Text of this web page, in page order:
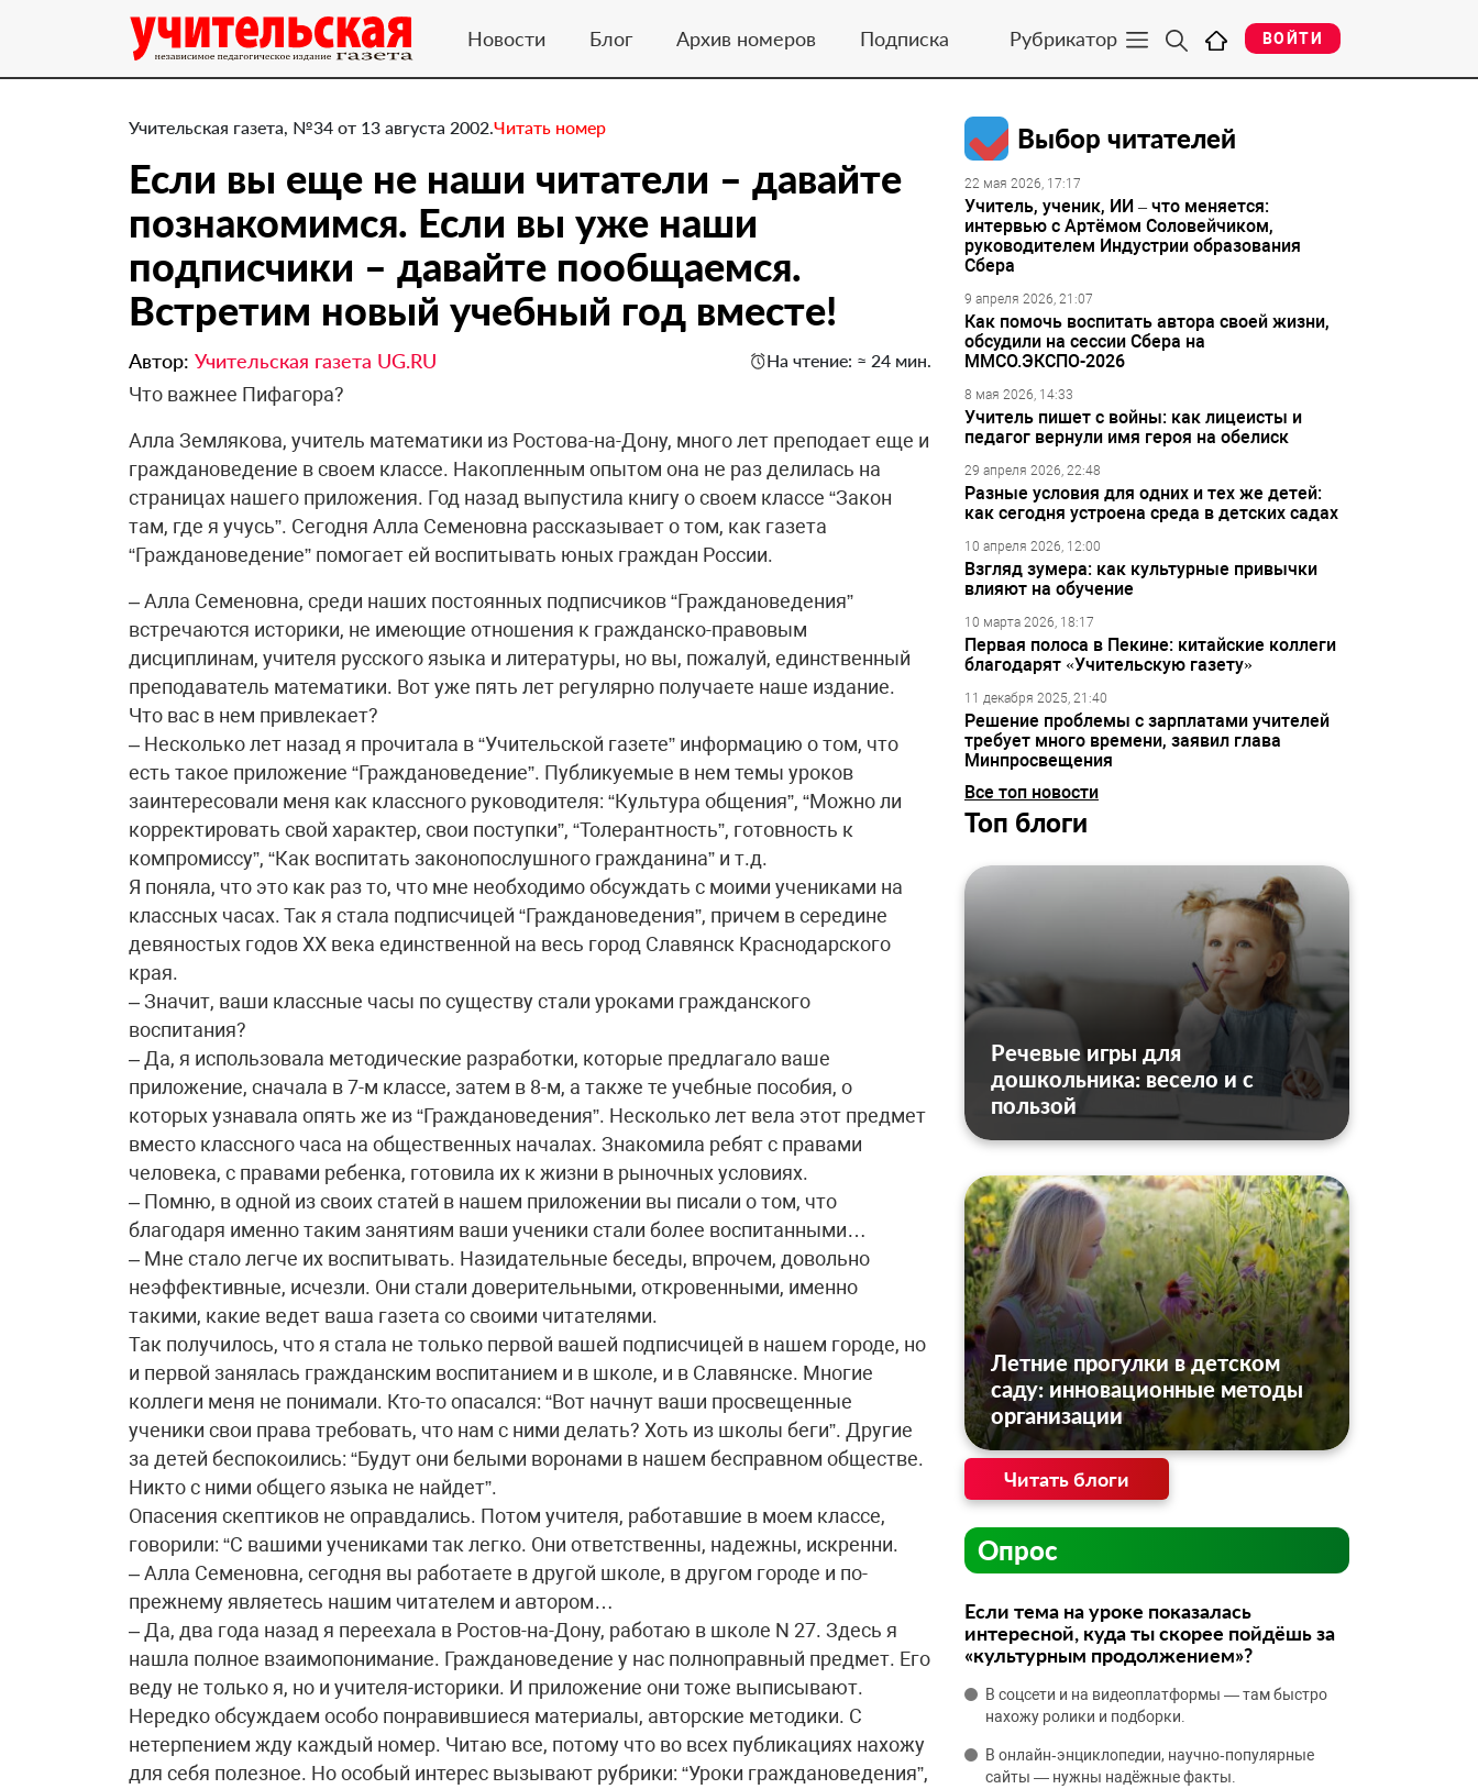
Новости Блог Архив номеров Подписка Рубрикатор ВОЙТИ
Учительская газета, №34 от 13 августа 2002.Читать номер
Если вы еще не наши читатели – давайте
познакомимся. Если вы уже наши
подписчики – давайте пообщаемся.
Встретим новый учебный год вместе!
Автор: Учительская газета UG.RU На чтение: ≈ 24 мин.
Что важнее Пифагора?
Алла Землякова, учитель математики из Ростова-на-Дону, много лет преподает еще и
граждановедение в своем классе. Накопленным опытом она не раз делилась на
страницах нашего приложения. Год назад выпустила книгу о своем классе “Закон
там, где я учусь”. Сегодня Алла Семеновна рассказывает о том, как газета
“Граждановедение” помогает ей воспитывать юных граждан России.
– Алла Семеновна, среди наших постоянных подписчиков “Граждановедения”
встречаются историки, не имеющие отношения к гражданско-правовым
дисциплинам, учителя русского языка и литературы, но вы, пожалуй, единственный
преподаватель математики. Вот уже пять лет регулярно получаете наше издание.
Что вас в нем привлекает?
– Несколько лет назад я прочитала в “Учительской газете” информацию о том, что
есть такое приложение “Граждановедение”. Публикуемые в нем темы уроков
заинтересовали меня как классного руководителя: “Культура общения”, “Можно ли
корректировать свой характер, свои поступки”, “Толерантность”, готовность к
компромиссу”, “Как воспитать законопослушного гражданина” и т.д.
Я поняла, что это как раз то, что мне необходимо обсуждать с моими учениками на
классных часах. Так я стала подписчицей “Граждановедения”, причем в середине
девяностых годов XX века единственной на весь город Славянск Краснодарского
края.
– Значит, ваши классные часы по существу стали уроками гражданского
воспитания?
– Да, я использовала методические разработки, которые предлагало ваше
приложение, сначала в 7-м классе, затем в 8-м, а также те учебные пособия, о
которых узнавала опять же из “Граждановедения”. Несколько лет вела этот предмет
вместо классного часа на общественных началах. Знакомила ребят с правами
человека, с правами ребенка, готовила их к жизни в рыночных условиях.
– Помню, в одной из своих статей в нашем приложении вы писали о том, что
благодаря именно таким занятиям ваши ученики стали более воспитанными…
– Мне стало легче их воспитывать. Назидательные беседы, впрочем, довольно
неэффективные, исчезли. Они стали доверительными, откровенными, именно
такими, какие ведет ваша газета со своими читателями.
Так получилось, что я стала не только первой вашей подписчицей в нашем городе, но
и первой занялась гражданским воспитанием и в школе, и в Славянске. Многие
коллеги меня не понимали. Кто-то опасался: “Вот начнут ваши просвещенные
ученики свои права требовать, что нам с ними делать? Хоть из школы беги”. Другие
за детей беспокоились: “Будут они белыми воронами в нашем бесправном обществе.
Никто с ними общего языка не найдет”.
Опасения скептиков не оправдались. Потом учителя, работавшие в моем классе,
говорили: “С вашими учениками так легко. Они ответственны, надежны, искренни.
– Алла Семеновна, сегодня вы работаете в другой школе, в другом городе и по-
прежнему являетесь нашим читателем и автором…
– Да, два года назад я переехала в Ростов-на-Дону, работаю в школе N 27. Здесь я
нашла полное взаимопонимание. Граждановедение у нас полноправный предмет. Его
веду не только я, но и учителя-историки. И приложение они тоже выписывают.
Нередко обсуждаем особо понравившиеся материалы, авторские методики. С
нетерпением жду каждый номер. Читаю все, потому что во всех публикациях нахожу
для себя полезное. Но особый интерес вызывают рубрики: “Уроки граждановедения”,
Выбор читателей
22 мая 2026, 17:17
Учитель, ученик, ИИ – что меняется:
интервью с Артёмом Соловейчиком,
руководителем Индустрии образования
Сбера
9 апреля 2026, 21:07
Как помочь воспитать автора своей жизни,
обсудили на сессии Сбера на
ММСО.ЭКСПО-2026
8 мая 2026, 14:33
Учитель пишет с войны: как лицеисты и
педагог вернули имя героя на обелиск
29 апреля 2026, 22:48
Разные условия для одних и тех же детей:
как сегодня устроена среда в детских садах
10 апреля 2026, 12:00
Взгляд зумера: как культурные привычки
влияют на обучение
10 марта 2026, 18:17
Первая полоса в Пекине: китайские коллеги
благодарят «Учительскую газету»
11 декабря 2025, 21:40
Решение проблемы с зарплатами учителей
требует много времени, заявил глава
Минпросвещения
Все топ новости
Топ блоги
Речевые игры для
дошкольника: весело и с
пользой
Летние прогулки в детском
саду: инновационные методы
организации
Читать блоги
Опрос
Если тема на уроке показалась
интересной, куда ты скорее пойдёшь за
«культурным продолжением»?
В соцсети и на видеоплатформы — там быстро
нахожу ролики и подборки.
В онлайн‑энциклопедии, научно‑популярные
сайты — нужны надёжные факты.